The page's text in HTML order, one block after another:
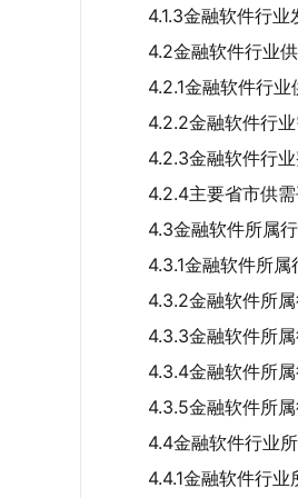
4.1.3金融软件行业
4.2金融软件行业
4.2.1金融软件行
4.2.2金融软件行
4.2.3金融软件行
4.2.4主要省市供
4.3金融软件所属
4.3.1金融软件所
4.3.2金融软件所
4.3.3金融软件所
4.3.4金融软件所
4.3.5金融软件所
4.4金融软件行业
4.4.1金融软件行